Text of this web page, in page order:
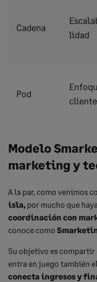
Cadena
lidad
Pod
cliente
Modelo
marketing y
A la par, como venimos
isla, por mucho que
coordinación con
conoce como
Su objetivo es
entra en juego también
conecta ingresos y